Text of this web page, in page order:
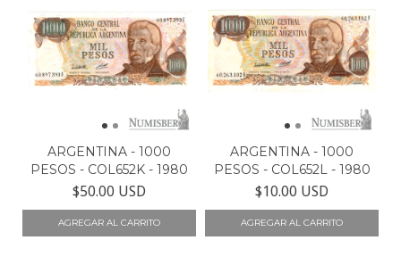
ARGENTINA - 1000
PESOS - COL652K - 1980
$50.00 USD
ARGENTINA - 1000
PESOS - COL652L - 1980
$10.00 USD